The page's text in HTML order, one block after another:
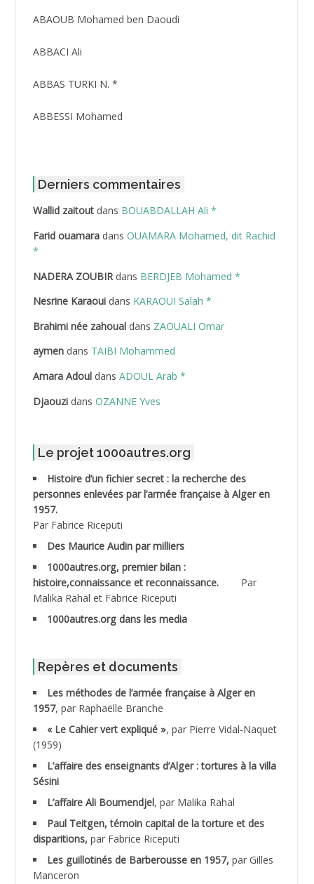
ABAOUB Mohamed ben Daoudi
ABBACI Ali
ABBAS TURKI N. *
ABBESSI Mohamed
ABDAT Amar
ABDEDDAIM Hamid
ABDELAZIZ Mohamed
ABDELHAFID Lakhdar
ABDELLI Mohamed
ABDELLI Mohamed *
ABDELMOUMENE Ahmed
ABDESMED Mohamed ben Kaddour
ABDESSELAMI Kouider
ABDESSLEM Ahmed dit le Coiffeur
ABDOUDOU
ABID Mohamed
ABNOUN Salah
ACHACHE M.*
ACHLAF Ali
ADALENE Tahar
ADALMI
ADANE Ramdane *
Derniers commentaires
Wallid zaitoutdans BOUABDALLAH Ali *
Farid ouamaradans OUAMARA Mohamed, dit Rachid
*
NADERA ZOUBIRdans BERDJEB Mohamed *
Nesrine Karaouidans KARAOUI Salah *
Brahimi née zahoualdans ZAOUALI Omar
aymendans TAIBI Mohammed
Amara Adouldans ADOUL Arab *
Djaouzidans OZANNE Yves
Le projet 1000autres.org
Histoire d’un fichier secret : la recherche des
personnes enlevées par l’armée française à Alger en
1957.
Par Fabrice Riceputi
Des Maurice Audin par milliers
1000autres.org, premier bilan :
histoire,connaissance et reconnaissance.
Par
Malika Rahal et Fabrice Riceputi
1000autres.org dans les media
Repères et documents
Les méthodes de l’armée française à Alger en
1957, par Raphaëlle Branche
« Le Cahier vert expliqué », par Pierre Vidal-Naquet
(1959)
L’affaire des enseignants d’Alger : tortures à la villa
Sésini
L’affaire Ali Boumendjel, par Malika Rahal
Paul Teitgen, témoin capital de la torture et des
disparitions, par Fabrice Riceputi
Les guillotinés de Barberousse en 1957, par Gilles
Manceron